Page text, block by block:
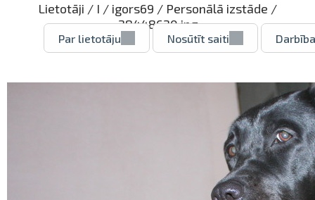
Lietotāji / I / igors69 / Personālā izstāde /
28448620.jpg
Par lietotāju Nosūtīt saiti